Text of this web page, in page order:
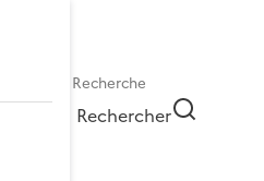
Rechercher